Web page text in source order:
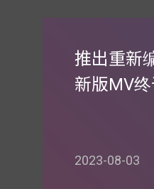
推出重新
新版MV
2023-08-03